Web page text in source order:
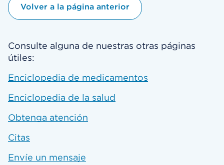
Volver a la página anterior
Consulte alguna de nuestras otras páginas
útiles:
Enciclopedia de medicamentos
Enciclopedia de la salud
Obtenga atención
Citas
Envíe un mensaje